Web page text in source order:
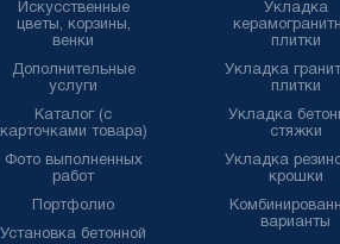
Искусственные
цветы, корзины,
венки
Дополнительные
услуги
Каталог (с
карточками товара)
Фото выполненных
работ
Портфолио
Установка бетонной
Укладка
плитки
Укладка
плитки
Укладка
стяжки
Укладка
крошки
варианты